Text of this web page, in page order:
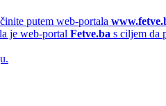
putem web-portala
je web-portal Fetve.ba s ciljem da